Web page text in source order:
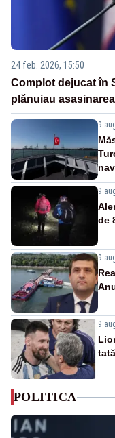
24 feb. 2026, 15:50
Complot dejucat în
plănuiau
9
9
de
9
9
POLITICA